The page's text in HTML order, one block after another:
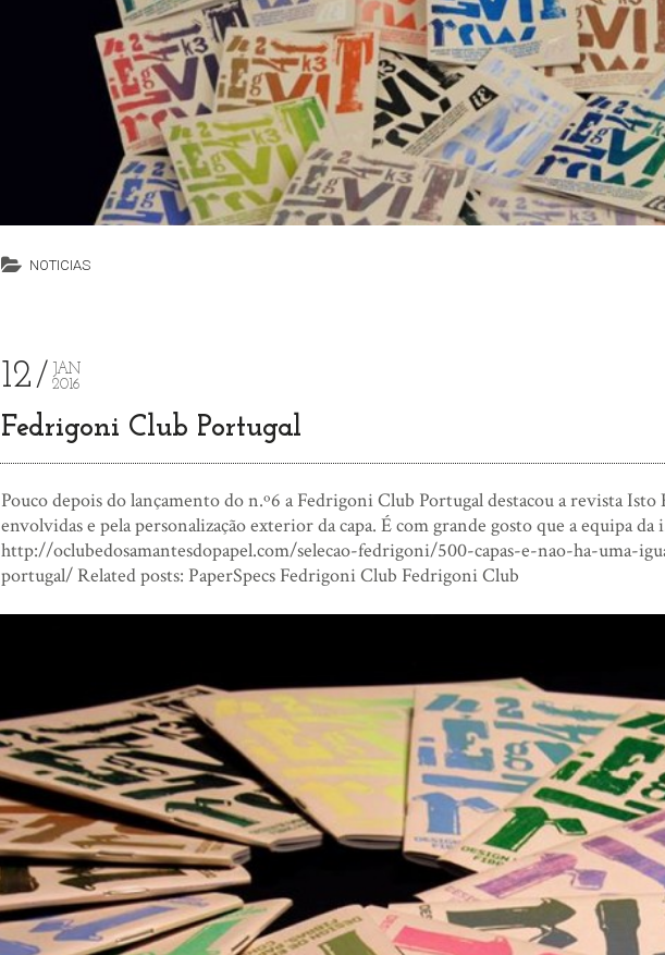
NOTICIAS
12
JAN
2016
Fedrigoni Club Portugal
Pouco depois do lançamento do n.º6 a Fedrigoni Club Portugal destacou a revista
envolvidas e pela personalização exterior da capa. É com grande gosto que a equipa
http://oclubedosamantesdopapel.com/selecao-fedrigoni/500-capas-e-nao-ha-uma-
portugal/ Related posts: PaperSpecs Fedrigoni Club Fedrigoni Club